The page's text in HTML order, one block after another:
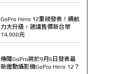
GoPro Hero 12重磅發表！續航
力大升級，建議售價新台幣
14,900元
傳聞GoPro將於9月6日發表最
新運動攝影機GoPro Hero 12？